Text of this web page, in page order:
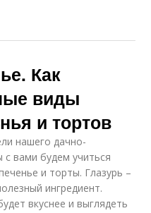
Как
виды
и тортов
нашего дачно-
с вами будем учиться
и торты. Глазурь –
ингредиент.
вкуснее и выглядеть